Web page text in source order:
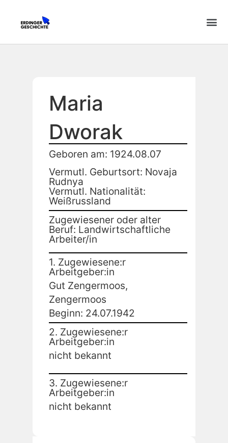
Maria
Dworak
Geboren am: 1924.08.07
Vermutl. Geburtsort: Novaja
Rudnya
Vermutl. Nationalität:
Weißrussland
Zugewiesener oder alter
Beruf: Landwirtschaftliche
Arbeiter/in
1. Zugewiesene:r
Arbeitgeber:in
Gut Zengermoos,
Zengermoos
Beginn: 24.07.1942
2. Zugewiesene:r
Arbeitgeber:in
nicht bekannt
3. Zugewiesene:r
Arbeitgeber:in
nicht bekannt